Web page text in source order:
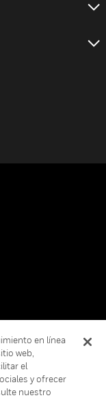
en línea
web,
el
y ofrecer
nuestro